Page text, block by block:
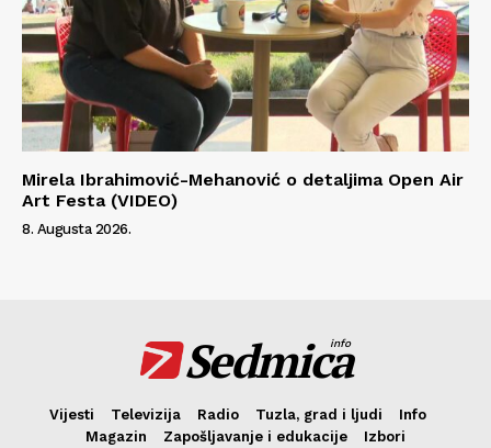
Mirela Ibrahimović-Mehanović o detaljima Open Air
Art Festa (VIDEO)
8. Augusta 2026.
Sedmica
info
Vijesti Televizija Radio Tuzla, grad i ljudi
Info
Magazin
Zapošljavanje i edukacije Izbori